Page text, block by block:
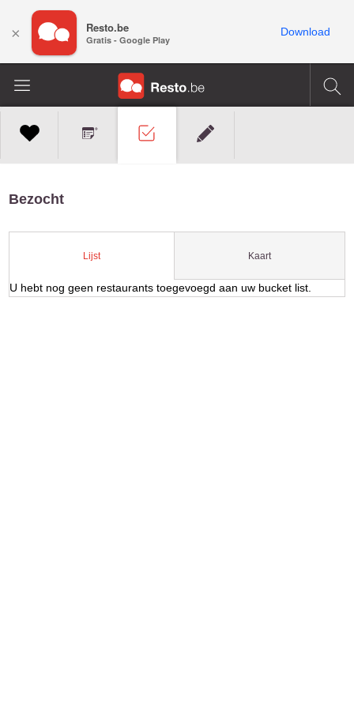
Bezocht
Lijst Kaart
U hebt nog geen restaurants toegevoegd aan uw bucket list.
× Resto.be
Gratis - Google Play
Download